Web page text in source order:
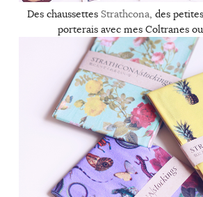
Des chaussettes Strathcona, des
porterais avec mes Coltranes